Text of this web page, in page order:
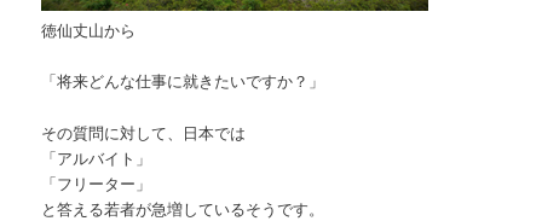
徳仙丈山から
「将来どんな仕事に就きたいですか？」
その質問に対して、日本では
「アルバイト」
「フリーター」
と答える若者が急増しているそうです。